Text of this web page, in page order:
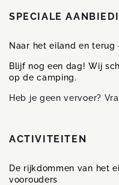
SPECIALE
Naar het eiland en terug
Blijf nog een dag! Wij
op de camping.
Heb je geen vervoer?
ACTIVITEITEN
De rijkdommen van het
voorouders